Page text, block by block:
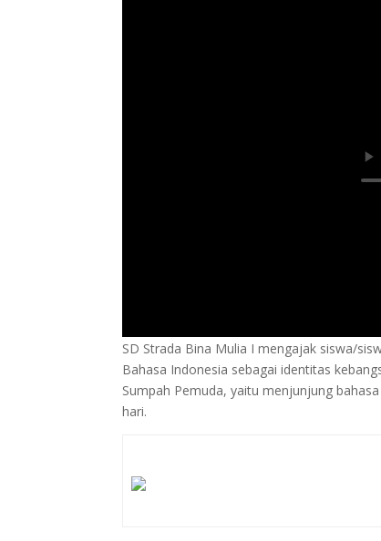
SD Strada Bina Mulia I mengajak siswa/
Bahasa Indonesia sebagai identitas
Sumpah Pemuda, yaitu menjunjung
hari.